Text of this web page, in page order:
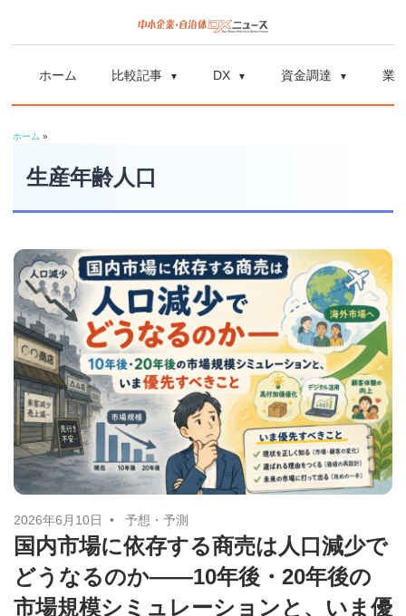
へ
プ
中
小
企
業
自
治
体
DX
ニ
ュ
ー
ス
中
企
資
達
や
補
助
金、
DX
に
役
立
つ
情
報
を
お
ホーム 比較記事 DX 資金調達 業
ホーム »
生産年齢人口
2026年6月10日 予想・予測
国内市場に依存する商売は人口減少で
どうなるのか――10年後・20年後の
市場規模シミュレーションと、いま優